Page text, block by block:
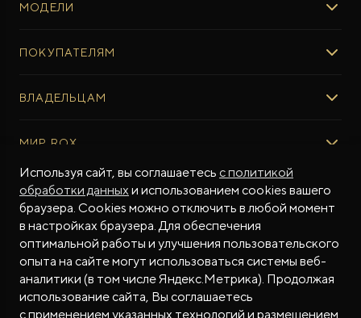
МОДЕЛИ
ROX ADAMAS
ПОКУПАТЕЛЯМ
Авто в наличии
Тест-драйв
Специальные предложения
ФИНАНСЫ И УСЛУГИ
Финансовые программы
Рассчитать кредит
Трейд-ин
Калькулятор трейд-ин
Страхование
ВЛАДЕЛЬЦАМ
Регламент ТО
Программное обеспечение
ПОДДЕРЖКА
Гарантия производителя
Контракт гарантийной поддержки
Помощь на дорогах
Руководства по эксплуатации
МИР ROX
О БРЕНДЕ
Бренд ROX
Дизайн Pininfarina
Новости
СМИ о нас
Истории владельцев
Часто задаваемые вопросы
МЫ В СОЦСЕТЯХ
Используя сайт, вы соглашаетесь с политикой
обработки данныхи использованием cookies вашего
браузера. Cookies можно отключить в любой момент
в настройках браузера. Для обеспечения
оптимальной работы и улучшения пользовательского
опыта на сайте могут использоваться системы веб-
аналитики (в том числе Яндекс.Метрика). Продолжая
использование сайта, Вы соглашаетесь
с применением указанных технологий и размещением